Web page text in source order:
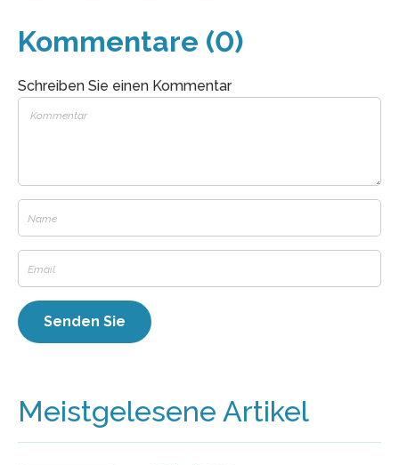
Kommentare (0)
Schreiben Sie einen Kommentar
Meistgelesene Artikel